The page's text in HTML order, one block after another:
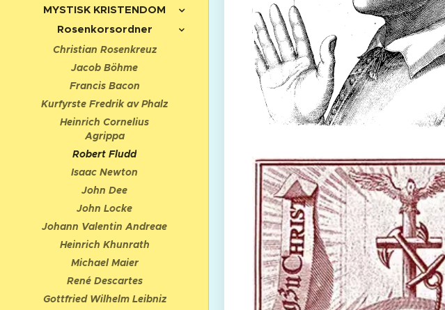
MYSTISK KRISTENDOM
Rosenkorsordner
Christian Rosenkreuz
Jacob Böhme
Francis Bacon
Kurfyrste Fredrik av Phalz
Heinrich Cornelius
Agrippa
Robert Fludd
Isaac Newton
John Dee
John Locke
Johann Valentin Andreae
Heinrich Khunrath
Michael Maier
René Descartes
Gottfried Wilhelm Leibniz